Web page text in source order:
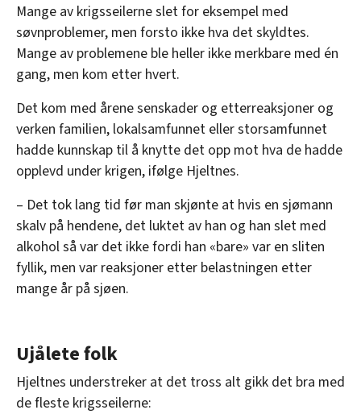
Mange av krigsseilerne slet for eksempel med
søvnproblemer, men forsto ikke hva det skyldtes.
Mange av problemene ble heller ikke merkbare med én
gang, men kom etter hvert.
Det kom med årene senskader og etterreaksjoner og
verken familien, lokalsamfunnet eller storsamfunnet
hadde kunnskap til å knytte det opp mot hva de hadde
opplevd under krigen, ifølge Hjeltnes.
– Det tok lang tid før man skjønte at hvis en sjømann
skalv på hendene, det luktet av han og han slet med
alkohol så var det ikke fordi han «bare» var en sliten
fyllik, men var reaksjoner etter belastningen etter
mange år på sjøen.
Ujålete folk
Hjeltnes understreker at det tross alt gikk det bra med
de fleste krigsseilerne: